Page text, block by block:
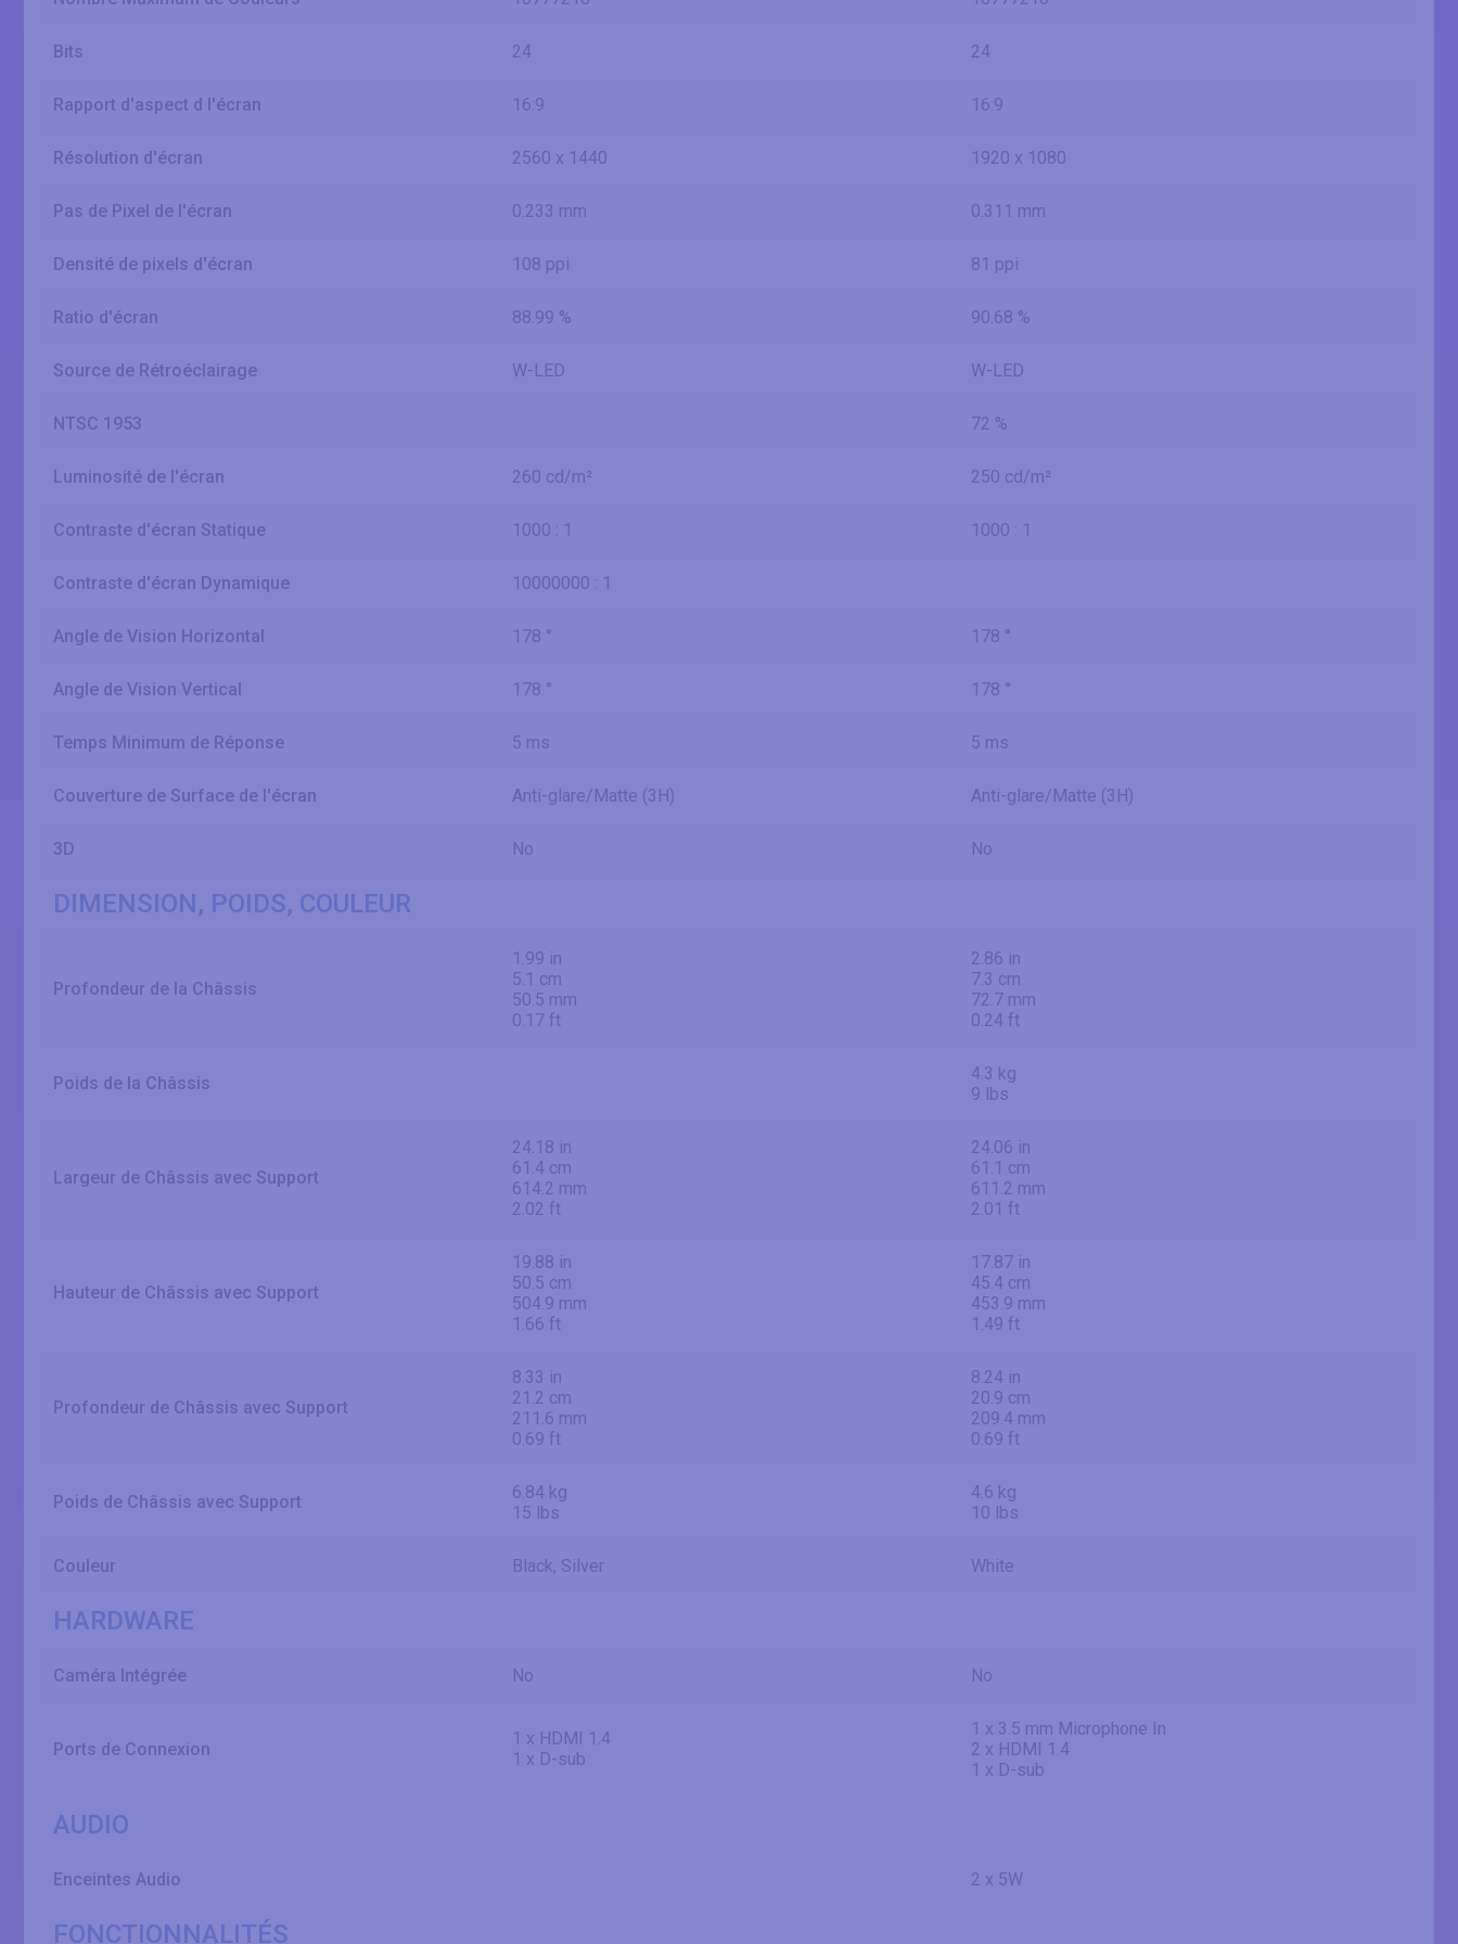
Bits 24 24
Rapport d'aspect d l'écran 16:9 16:9
Résolution d'écran 2560 x 1440 1920 x 1080
Pas de Pixel de l'écran 0.233 mm 0.311 mm
Densité de pixels d'écran 108 ppi 81 ppi
Ratio d'écran 88.99 % 90.68 %
Source de Rétroéclairage W-LED W-LED
NTSC 1953 72 %
Luminosité de l'écran 260 cd/m² 250 cd/m²
Contraste d'écran Statique 1000 : 1 1000 : 1
Contraste d'écran Dynamique 10000000 : 1
Angle de Vision Horizontal 178 ° 178 °
Angle de Vision Vertical 178 ° 178 °
Temps Minimum de Réponse 5 ms 5 ms
Couverture de Surface de l'écran Anti-glare/Matte (3H) Anti-glare/Matte (3H)
3D No No
DIMENSION, POIDS, COULEUR
Profondeur de la Châssis
1.99 in
5.1 cm
50.5 mm
0.17 ft
2.86 in
7.3 cm
72.7 mm
0.24 ft
Poids de la Châssis
4.3 kg
9 lbs
Largeur de Châssis avec Support
24.18 in
61.4 cm
614.2 mm
2.02 ft
24.06 in
61.1 cm
611.2 mm
2.01 ft
Hauteur de Châssis avec Support
19.88 in
50.5 cm
504.9 mm
1.66 ft
17.87 in
45.4 cm
453.9 mm
1.49 ft
Profondeur de Châssis avec Support
8.33 in
21.2 cm
211.6 mm
0.69 ft
8.24 in
20.9 cm
209.4 mm
0.69 ft
Poids de Châssis avec Support
6.84 kg
15 lbs
4.6 kg
10 lbs
Couleur Black, Silver White
HARDWARE
Caméra Intégrée No No
Ports de Connexion
1 x HDMI 1.4
1 x D-sub
1 x 3.5 mm Microphone In
2 x HDMI 1.4
1 x D-sub
AUDIO
Enceintes Audio 2 x 5W
FONCTIONNALITÉS